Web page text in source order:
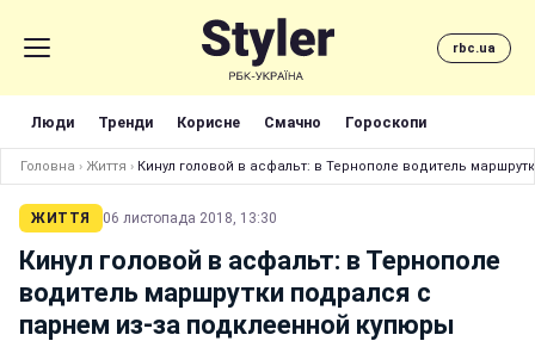
rbc.ua
Люди Тренди Корисне Смачно Гороскопи
Головна › Життя › Кинул головой в асфальт: в Тернополе водитель
ЖИТТЯ 06 листопада 2018, 13:30
Кинул головой в асфальт: в Тернополе
водитель маршрутки подрался с
парнем из-за подклеенной купюры